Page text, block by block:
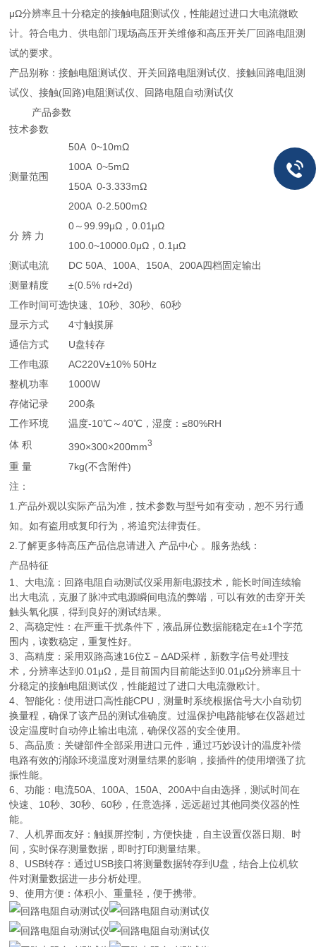
μΩ分辨率且十分稳定的接触电阻测试仪，性能超过进口大电流微欧
计。符合电力、供电部门现场高压开关维修和高压开关厂回路电阻测
试的要求。
产品别称：接触电阻测试仪、开关回路电阻测试仪、接触回路电阻测
试仪、接触(回路)电阻测试仪、回路电阻自动测试仪
产品参数
技术参数
测量范围
50A 0~10mΩ
100A 0~5mΩ
150A 0-3.333mΩ
200A 0-2.500mΩ
分 辨 力
0～99.99μΩ，0.01μΩ
100.0~10000.0μΩ，0.1μΩ
测试电流
DC 50A、100A、150A、200A四档固定输出
测量精度
±(0.5% rd+2d)
工作时间可选快速、10秒、30秒、60秒
显示方式
4寸触摸屏
通信方式
U盘转存
工作电源
AC220V±10% 50Hz
整机功率
1000W
存储记录
200条
工作环境
温度-10℃～40℃，湿度：≤80%RH
体 积
390×300×200mm3
重 量
7kg(不含附件)
注：
1.产品外观以实际产品为准，技术参数与型号如有变动，恕不另行通
知。如有盗用或复印行为，将追究法律责任。
2.了解更多特高压产品信息请进入 产品中心 。服务热线：
产品特征
1、大电流：回路电阻自动测试仪采用新电源技术，能长时间连续输
出大电流，克服了脉冲式电源瞬间电流的弊端，可以有效的击穿开关
触头氧化膜，得到良好的测试结果。
2、高稳定性：在严重干扰条件下，液晶屏位数据能稳定在±1个字范
围内，读数稳定，重复性好。
3、高精度：采用双路高速16位Σ－ΔAD采样，新数字信号处理技
术，分辨率达到0.01μΩ，是目前国内目前能达到0.01μΩ分辨率且十
分稳定的接触电阻测试仪，性能超过了进口大电流微欧计。
4、智能化：使用进口高性能CPU，测量时系统根据信号大小自动切
换量程，确保了该产品的测试准确度。过温保护电路能够在仪器超过
设定温度时自动停止输出电流，确保仪器的安全使用。
5、高品质：关键部件全部采用进口元件，通过巧妙设计的温度补偿
电路有效的消除环境温度对测量结果的影响，接插件的使用增强了抗
振性能。
6、功能：电流50A、100A、150A、200A中自由选择，测试时间在
快速、10秒、30秒、60秒，任意选择，远远超过其他同类仪器的性
能。
7、人机界面友好：触摸屏控制，方便快捷，自主设置仪器日期、时
间，实时保存测量数据，即时打印测量结果。
8、USB转存：通过USB接口将测量数据转存到U盘，结合上位机软
件对测量数据进一步分析处理。
9、使用方便：体积小、重量轻，便于携带。